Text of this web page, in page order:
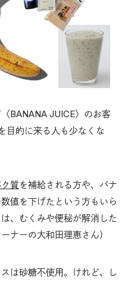
BANANA JUICE〉のお客
目的に来る人も少なくな
質を補給される方や、バナ
値を下げたという方もいら
、むくみや便秘が解消した
ナーの大和田理恵さん）
は砂糖不使用。けれど、し